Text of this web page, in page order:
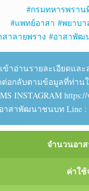
#กรมทหารพราน
#แพทย์อาสา #พยาบา
สาลายพราง #อาสาพัฒ
อ่านรายละเอียดและล
อกลับตามข้อมูลที่ท่าน
INSTAGRAM
าสาพัฒนาชนบท Line :
จำนวนอา
ค่าใ